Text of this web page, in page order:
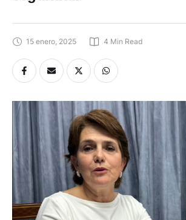
15 enero, 2025 4 Min Read